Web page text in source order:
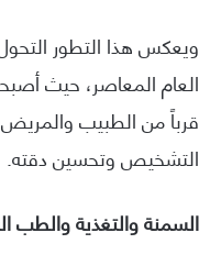
ويعكس هذا التطور
العام المعاصر، حيث
قرباً من الطبيب
التشخيص وتحسين دقته.
السمنة والتغذية